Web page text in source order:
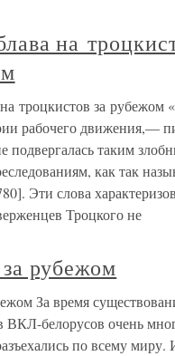
на
троцкистов за рубежом
рабочего движения,—
подвергалась таким
как так
Эти слова
Троцкого не
рубежом
За время
ВКЛ-белорусов очень
по всему миру.